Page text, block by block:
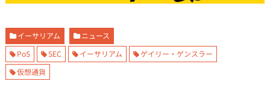
イーサリアム
ニュース
PoS
SEC イーサリアム
ゲイリー・ゲンスラー
仮想通貨